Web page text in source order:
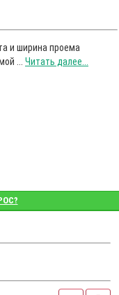
и ширина проема
... Читать далее...